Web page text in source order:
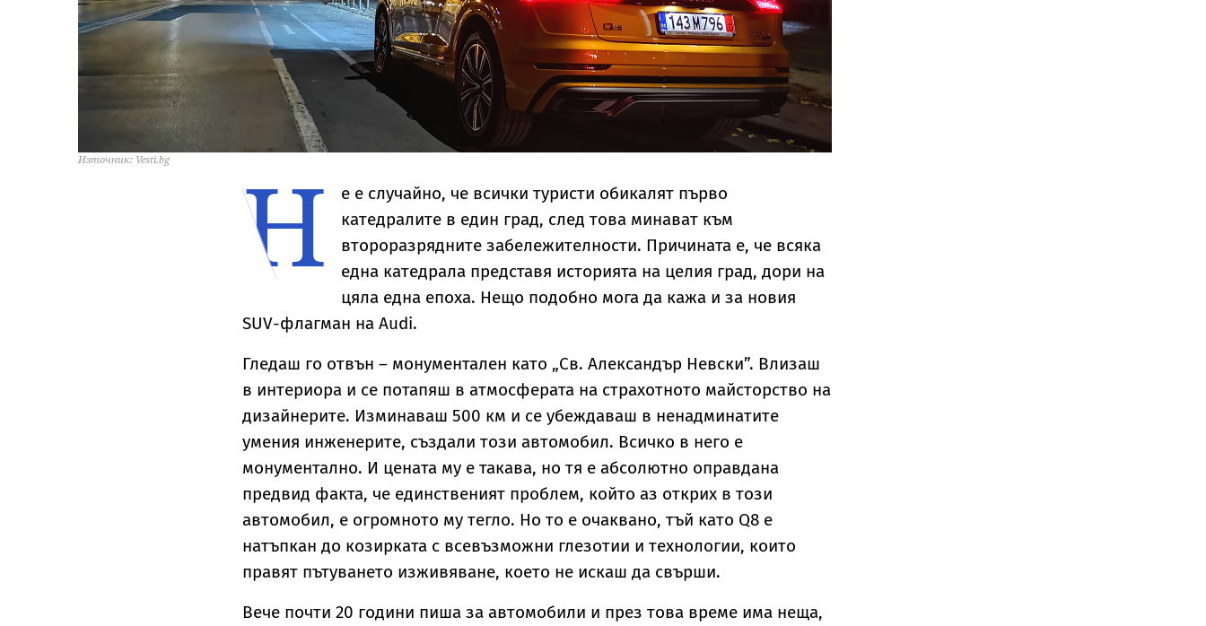
Източник: Vesti.bg Н
е е случайно, че всички туристи обикалят първо
катедралите в един град, след това минават към
второразрядните забележителности. Причината е, че всяка
една катедрала представя историята на целия град, дори на
цяла една епоха. Нещо подобно мога да кажа и за новия
SUV-флагман на Audi.
Гледаш го отвън – монументален като „Св. Александър Невски”. Влизаш
в интериора и се потапяш в атмосферата на страхотното майсторство на
дизайнерите. Изминаваш 500 км и се убеждаваш в ненадминатите
умения инженерите, създали този автомобил. Всичко в него е
монументално. И цената му е такава, но тя е абсолютно оправдана
предвид факта, че единственият проблем, който аз открих в този
автомобил, е огромното му тегло. Но то е очаквано, тъй като Q8 е
натъпкан до козирката с всевъзможни глезотии и технологии, които
правят пътуването изживяване, което не искаш да свърши.
Вече почти 20 години пиша за автомобили и през това време има неща,